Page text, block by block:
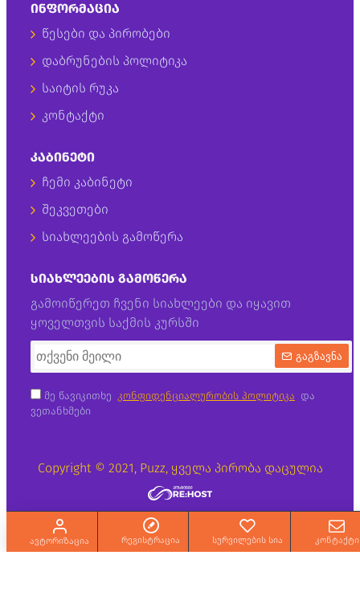
ᲘᲜᲤᲝᲠᲛᲐᲪᲘᲐ
წესები და პირობები
დაბრუნების პოლიტიკა
საიტის რუკა
კონტაქტი
ᲙᲐᲑᲘᲜᲔᲢᲘ
ჩემი კაბინეტი
შეკვეთები
სიახლეების გამოწერა
ᲡᲘᲐᲮᲚᲔᲔᲑᲘᲡ ᲒᲐᲛᲝᲬᲔᲠᲐ
გამოიწერეთ ჩვენი სიახლეები და იყავით
ყოველთვის საქმის კურსში
გაგზავნა
მე წავიკითხე კონფიდენციალურობის პოლიტიკა და
ვეთანხმები
Copyright © 2021, Puzz, ყველა პირობა დაცულია
ავტორიზაცია რეგისტრაცია სურვილების სია კონტაქტი